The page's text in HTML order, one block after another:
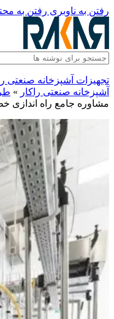
رفتن به ناوبری رفتن به
تجهیزات آشپزخانه صنعتی
آشپزخانه صنعتی راکار »
مشاوره جامع راه اندازی